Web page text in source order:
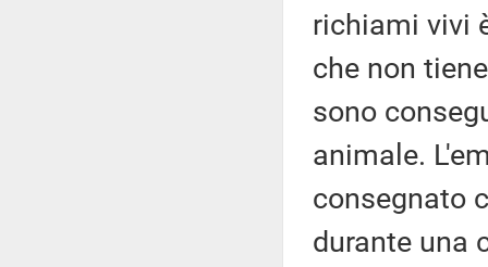
richiami vivi
che non
sono
animale.
consegnato
durante una